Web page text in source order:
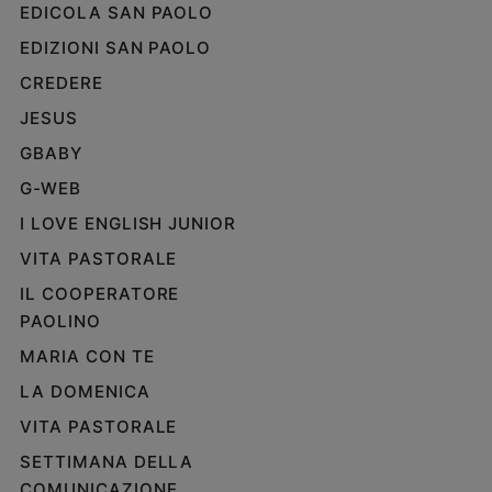
e
giovani
Riflessioni
Foto
Podcast
Privacy
EDICOLA SAN PAOLO
EDIZIONI SAN PAOLO
CREDERE
JESUS
GBABY
G-WEB
I LOVE ENGLISH JUNIOR
VITA PASTORALE
IL COOPERATORE
PAOLINO
MARIA CON TE
LA DOMENICA
VITA PASTORALE
SETTIMANA DELLA